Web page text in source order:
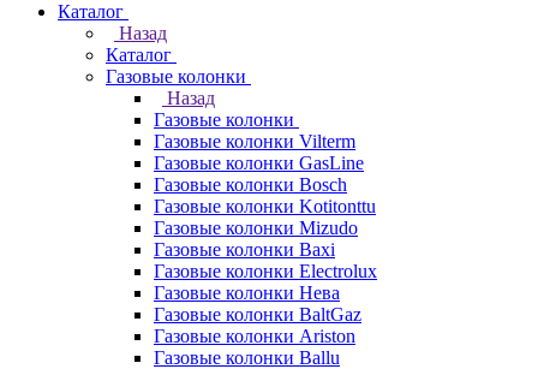
Каталог
Назад
Каталог
Газовые колонки
Назад
Газовые колонки
Газовые колонки Vilterm
Газовые колонки GasLine
Газовые колонки Bosch
Газовые колонки Kotitonttu
Газовые колонки Mizudo
Газовые колонки Baxi
Газовые колонки Electrolux
Газовые колонки Нева
Газовые колонки BaltGaz
Газовые колонки Ariston
Газовые колонки Ballu